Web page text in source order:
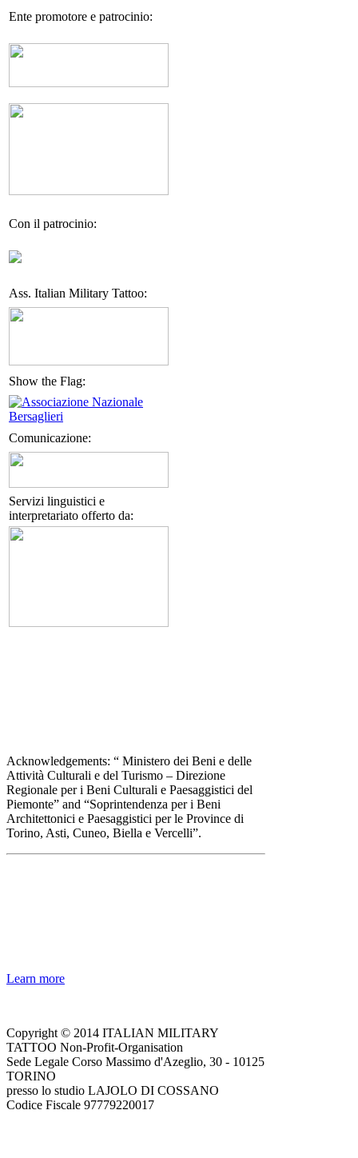
Ente promotore e patrocinio:
Con il patrocinio:
Ass. Italian Military Tattoo:
Show the Flag:
Comunicazione:
Servizi linguistici e
interpretariato offerto da:
Acknowledgements: “ Ministero dei Beni e delle
Attività Culturali e del Turismo – Direzione
Regionale per i Beni Culturali e Paesaggistici del
Piemonte” and “Soprintendenza per i Beni
Architettonici e Paesaggistici per le Province di
Torino, Asti, Cuneo, Biella e Vercelli”.
Learn more
Copyright © 2014 ITALIAN MILITARY
TATTOO Non-Profit-Organisation
Sede Legale Corso Massimo d'Azeglio, 30 - 10125
TORINO
presso lo studio LAJOLO DI COSSANO
Codice Fiscale 97779220017